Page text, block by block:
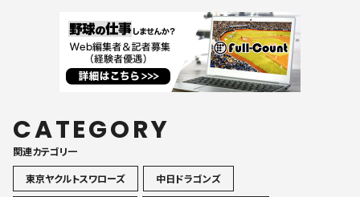
CATEGORY
関連カテゴリ一
東京ヤクルトスワローズ
中日ドラゴンズ